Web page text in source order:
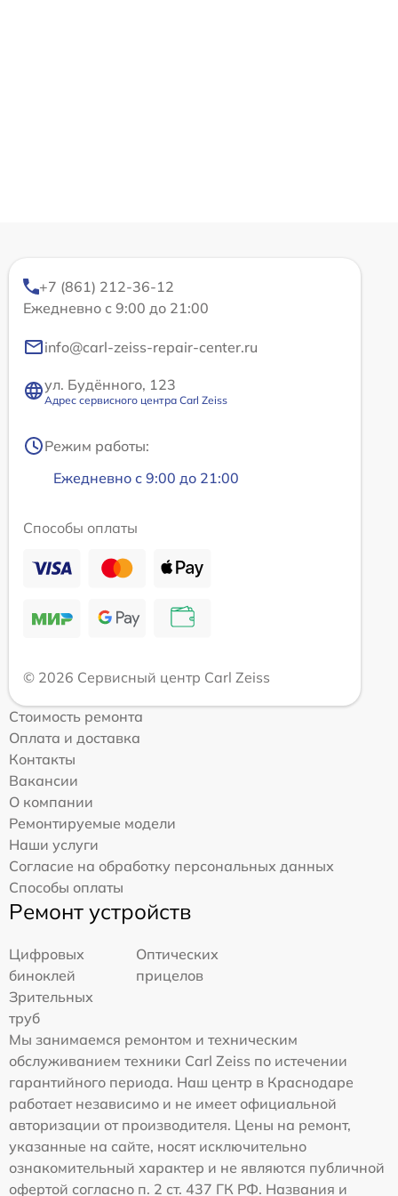
+7 (861) 212-36-12
Ежедневно с 9:00 до 21:00
info@carl-zeiss-repair-center.ru
ул. Будённого, 123
Адрес сервисного центра Carl Zeiss
Режим работы:
Ежедневно с 9:00 до 21:00
Способы оплаты
© 2026 Сервисный центр Carl Zeiss
Стоимость ремонта
Оплата и доставка
Контакты
Вакансии
О компании
Ремонтируемые модели
Наши услуги
Согласие на обработку персональных данных
Способы оплаты
Ремонт устройств
Цифровых
биноклей
Оптических
прицелов
Зрительных
труб
Мы занимаемся ремонтом и техническим
обслуживанием техники Carl Zeiss по истечении
гарантийного периода. Наш центр в Краснодаре
работает независимо и не имеет официальной
авторизации от производителя. Цены на ремонт,
указанные на сайте, носят исключительно
ознакомительный характер и не являются публичной
офертой согласно п. 2 ст. 437 ГК РФ. Названия и